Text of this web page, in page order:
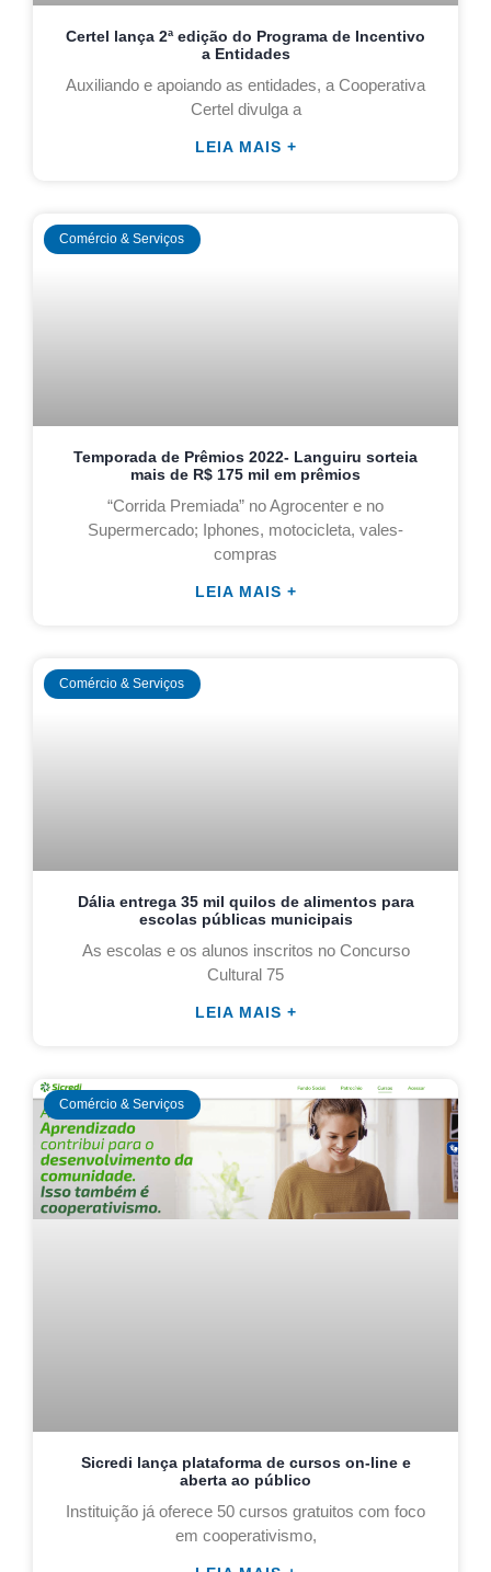
Certel lança 2ª edição do Programa de Incentivo
a Entidades
Auxiliando e apoiando as entidades, a Cooperativa
Certel divulga a
LEIA MAIS +
Comércio & Serviços
Temporada de Prêmios 2022- Languiru sorteia
mais de R$ 175 mil em prêmios
“Corrida Premiada” no Agrocenter e no
Supermercado; Iphones, motocicleta, vales-
compras
LEIA MAIS +
Comércio & Serviços
Dália entrega 35 mil quilos de alimentos para
escolas públicas municipais
As escolas e os alunos inscritos no Concurso
Cultural 75
LEIA MAIS +
Comércio & Serviços
Sicredi lança plataforma de cursos on-line e
aberta ao público
Instituição já oferece 50 cursos gratuitos com foco
em cooperativismo,